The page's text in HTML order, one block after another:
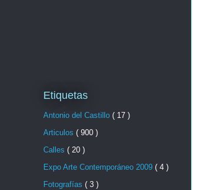
Etiquetas
Antonio del Castillo ( 17 )
Articulos ( 900 )
Calles ( 20 )
Expo Arte Contemporáneo 2009 ( 4 )
Fotografías ( 3 )